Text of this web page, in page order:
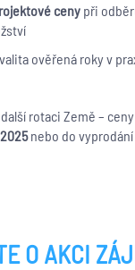
cenypři
ověřená roky v
rotaci Země –
nebo do vyprodání
O AKCI